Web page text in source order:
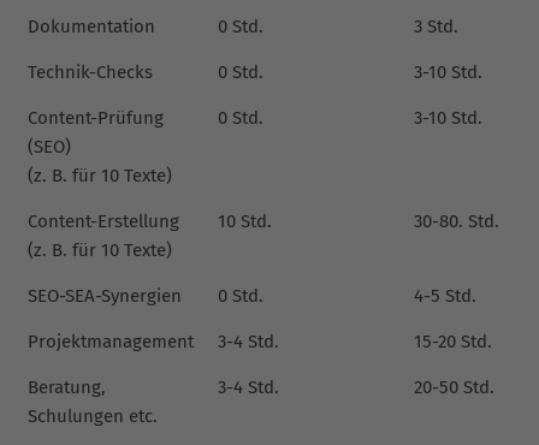
Dokumentation 0 Std. 3 Std.
Technik-Checks 0 Std. 3-10 Std.
Content-Prüfung
(SEO)
(z. B. für 10 Texte)
0 Std. 3-10 Std.
Content-Erstellung
(z. B. für 10 Texte)
10 Std. 30-80. Std.
SEO-SEA-Synergien 0 Std. 4-5 Std.
Projektmanagement 3-4 Std. 15-20 Std.
Beratung,
Schulungen etc.
3-4 Std. 20-50 Std.